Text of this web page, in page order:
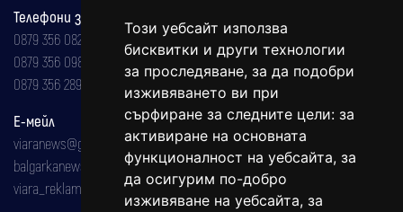
Този уебсайт използва
бисквитки и други технологии
за проследяване, за да подобри
изживяването ви при
сърфиране за следните цели: за
активиране на основната
функционалност на уебсайта, за
да осигурим по-добро
изживяване на уебсайта, за
Телефони за реклама и абонаменти
0879 356 082
0879 356 098
0879 356 289
Е-мейл
viaranews@gmail.com
balgarkanews@gmail.com
viara_reklama@mail.bg